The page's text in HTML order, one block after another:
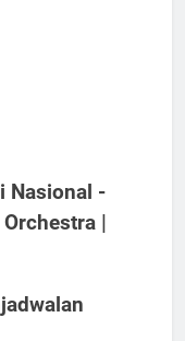
Nasional -
|